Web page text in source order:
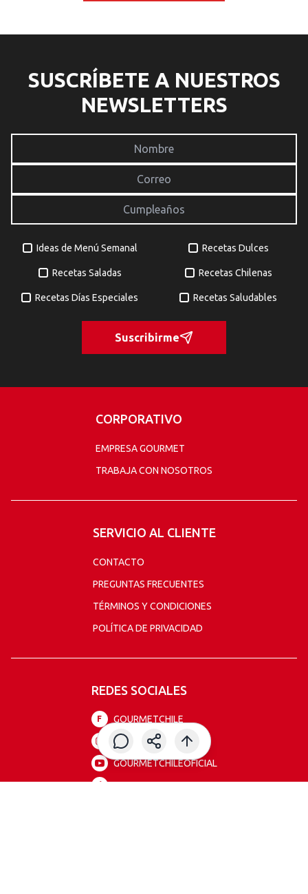
SUSCRÍBETE A NUESTROS
NEWSLETTERS
Ideas de Menú Semanal Recetas Dulces
Recetas Saladas Recetas Chilenas
Recetas Días Especiales Recetas Saludables
Suscribirme
CORPORATIVO
EMPRESA GOURMET
TRABAJA CON NOSOTROS
SERVICIO AL CLIENTE
CONTACTO
PREGUNTAS FRECUENTES
TÉRMINOS Y CONDICIONES
POLÍTICA DE PRIVACIDAD
REDES SOCIALES
F
GOURMETCHILE
GOURMETCHILE
GOURMETCHILEOFICIAL
GOURMETCHILE